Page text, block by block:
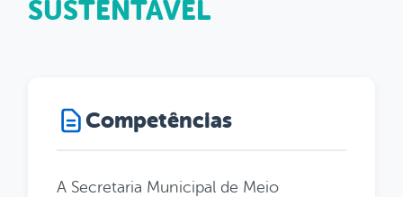
SUSTENTÁVEL
Competências
A Secretaria Municipal de Meio